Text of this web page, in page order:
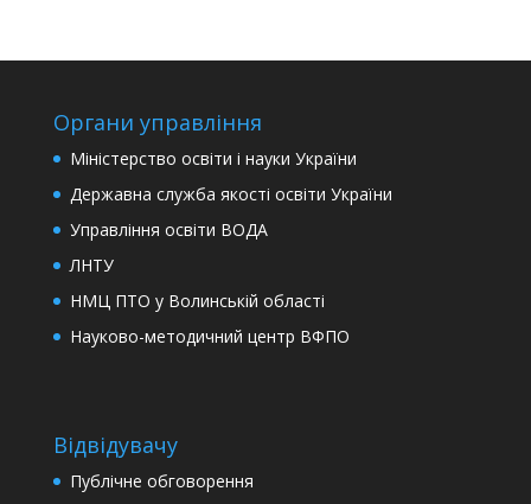
Органи управління
Міністерство освіти і науки України
Державна служба якості освіти України
Управління освіти ВОДА
ЛНТУ
НМЦ ПТО у Волинській області
Науково-методичний центр ВФПО
Відвідувачу
Публічне обговорення